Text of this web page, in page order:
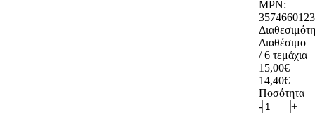
MPN:
Διαθέσιμο
/ 6 τεμάχια
15,00€
14,40€
Ποσότητα
-
+